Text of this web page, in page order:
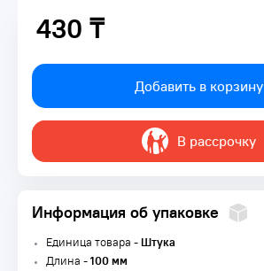
430 ₸
430 ₸
Добавить в корзину
В рассрочку
Информация об упаковке
Единица товара -Штука
Длина -100 мм